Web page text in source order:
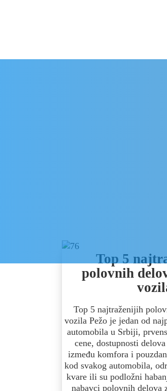
Top 5
polovnih
Top 5 najtraženijih
vozila Pežo je jedan od
automobila u Srbiji,
cene, dostupnosti
između komfora i
kod svakog automobila,
kvare ili su podložni
nabavci polovnih delova